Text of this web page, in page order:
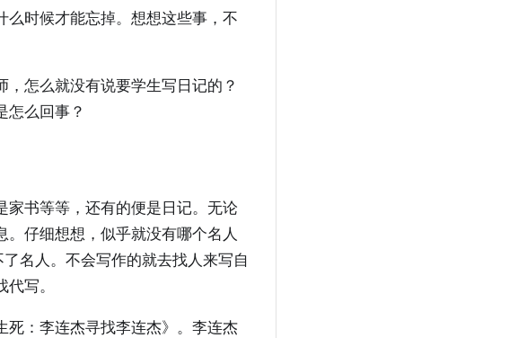
时候才能忘掉。想想这些事，不
怎么就没有说要学生写日记的？
怎么回事？
书等等，还有的便是日记。无论
仔细想想，似乎就没有哪个名人
名人。不会写作的就去找人来写自
写。
死：李连杰寻找李连杰》。李连杰